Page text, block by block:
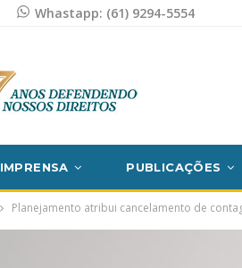
Whastapp: (61) 9294-5554
IMPRENSA PUBLICAÇÕES
Planejamento atribui cancelamento de